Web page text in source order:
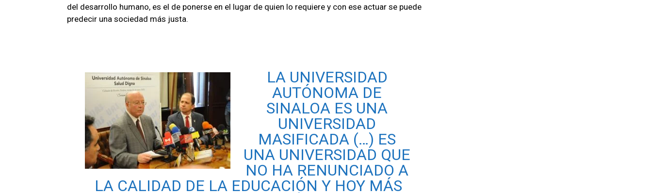
del desarrollo humano, es el de ponerse en el lugar de quien lo requiere y con ese actuar se puede
predecir una sociedad más justa.
LA UNIVERSIDAD
AUTÓNOMA DE
SINALOA ES UNA
UNIVERSIDAD
MASIFICADA (…) ES
UNA UNIVERSIDAD QUE
NO HA RENUNCIADO A
LA CALIDAD DE LA EDUCACIÓN Y HOY MÁS